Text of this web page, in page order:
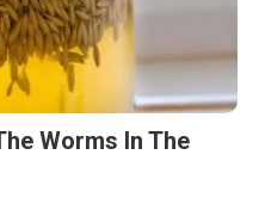
Worms In The